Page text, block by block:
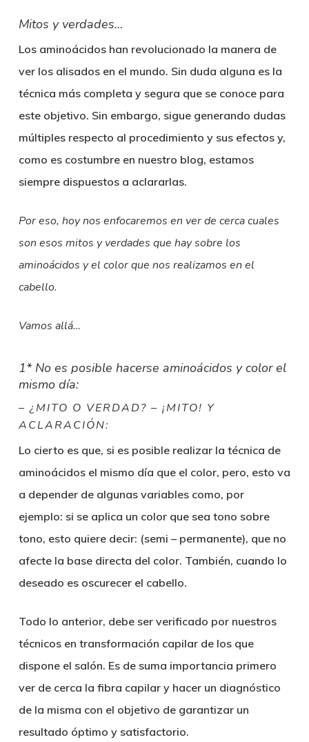
Mitos y verdades…
Los aminoácidos han revolucionado la manera de
ver los alisados en el mundo. Sin duda alguna es la
técnica más completa y segura que se conoce para
este objetivo. Sin embargo, sigue generando dudas
múltiples respecto al procedimiento y sus efectos y,
como es costumbre en nuestro blog, estamos
siempre dispuestos a aclararlas.
Por eso, hoy nos enfocaremos en ver de cerca cuales
son esos mitos y verdades que hay sobre los
aminoácidos y el color que nos realizamos en el
cabello.
Vamos allá…
1* No es posible hacerse aminoácidos y color el
mismo día:
– ¿MITO O VERDAD? – ¡MITO! Y
ACLARACIÓN:
Lo cierto es que, si es posible realizar la técnica de
aminoácidos el mismo día que el color, pero, esto va
a depender de algunas variables como, por
ejemplo: si se aplica un color que sea tono sobre
tono, esto quiere decir: (semi – permanente), que no
afecte la base directa del color. También, cuando lo
deseado es oscurecer el cabello.
Todo lo anterior, debe ser verificado por nuestros
técnicos en transformación capilar de los que
dispone el salón. Es de suma importancia primero
ver de cerca la fibra capilar y hacer un diagnóstico
de la misma con el objetivo de garantizar un
resultado óptimo y satisfactorio.